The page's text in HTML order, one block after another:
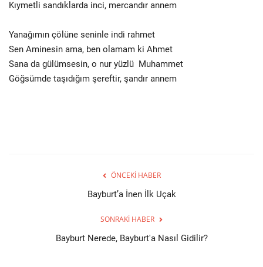
Kıymetli sandıklarda inci, mercandır annem
Yanağımın çölüne seninle indi rahmet
Sen Aminesin ama, ben olamam ki Ahmet
Sana da gülümsesin, o nur yüzlü Muhammet
Göğsümde taşıdığım şereftir, şandır annem
ÖNCEKI HABER
Bayburt’a İnen İlk Uçak
SONRAKI HABER
Bayburt Nerede, Bayburt'a Nasıl Gidilir?